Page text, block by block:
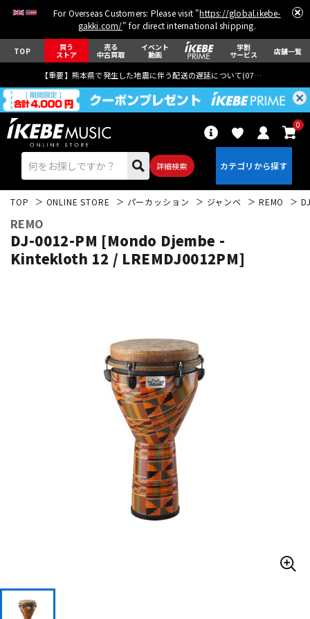
For Overseas Customers: Please visit "https://global.ikebe-
gakki.com/" for direct international shipping.
TOP 買う
ストア
売る
中古買取
イベント
動画
学割
サービス 店舗一覧
【重要】熊本県で発生した地震に伴う配送の遅延について(07月29日
詳細検索
0
パーカッション
TOP ONLINE STORE パーカッション ジャンベ REMO
REMO
DJ-0012-PM [Mondo Djembe -
Kintekloth 12 / LREMDJ0012PM]